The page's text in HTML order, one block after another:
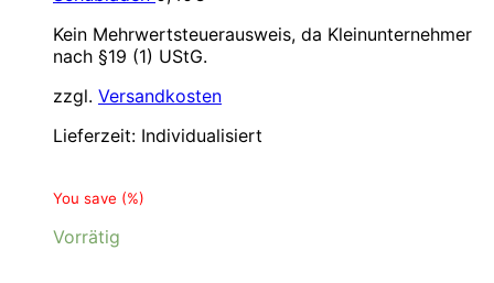
Kein Mehrwertsteuerausweis, da Kleinunternehmer
nach §19 (1) UStG.
zzgl. Versandkosten
Lieferzeit: Individualisiert
You save (%)
Vorrätig